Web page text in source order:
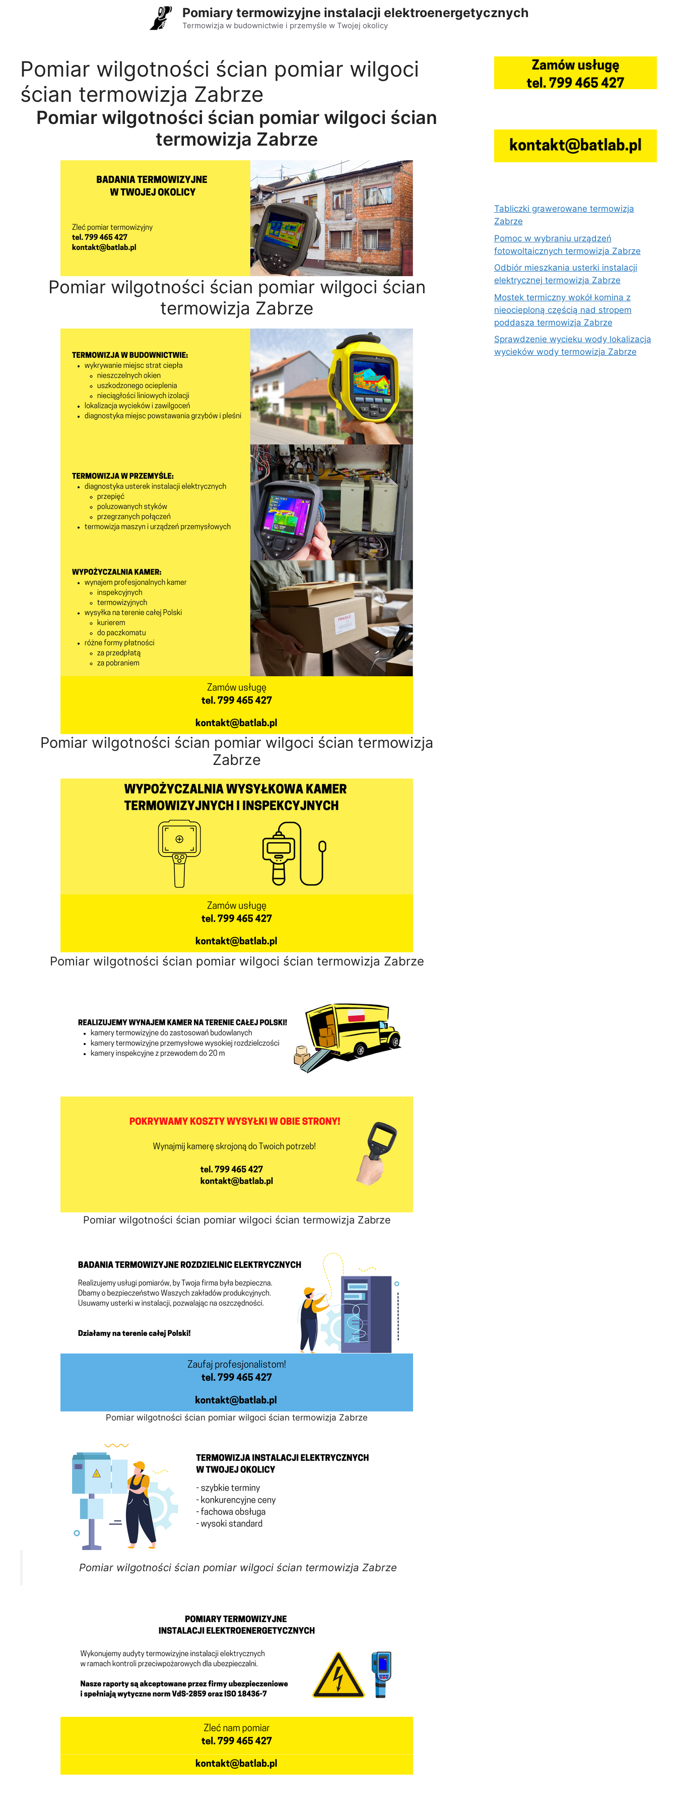
Pomiary termowizyjne instalacji elektroenergetycznych
Termowizja w budownictwie i przemyśle w Twojej okolicy
Pomiar wilgotności ścian pomiar wilgoci
ścian termowizja Zabrze
Pomiar wilgotności ścian pomiar wilgoci ścian
termowizja Zabrze
Pomiar wilgotności ścian pomiar wilgoci ścian
termowizja Zabrze
Pomiar wilgotności ścian pomiar wilgoci ścian termowizja
Zabrze
Pomiar wilgotności ścian pomiar wilgoci ścian termowizja Zabrze
Pomiar wilgotności ścian pomiar wilgoci ścian termowizja Zabrze
Pomiar wilgotności ścian pomiar wilgoci ścian termowizja Zabrze
Pomiar wilgotności ścian pomiar wilgoci ścian termowizja Zabrze
Tabliczki grawerowane termowizja
Zabrze
Pomoc w wybraniu urządzeń
fotowoltaicznych termowizja Zabrze
Odbiór mieszkania usterki instalacji
elektrycznej termowizja Zabrze
Mostek termiczny wokół komina z
nieocieploną częścią nad stropem
poddasza termowizja Zabrze
Sprawdzenie wycieku wody lokalizacja
wycieków wody termowizja Zabrze